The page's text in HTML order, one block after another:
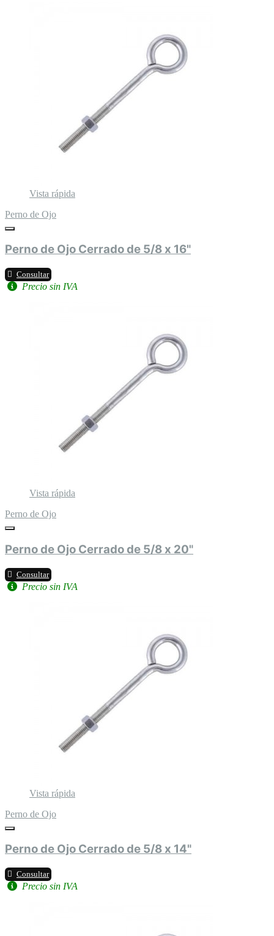
Vista rápida
Perno de Ojo
Perno de Ojo Cerrado de 5/8 x 16"
Consultar
Precio sin IVA
Vista rápida
Perno de Ojo
Perno de Ojo Cerrado de 5/8 x 20"
Consultar
Precio sin IVA
Vista rápida
Perno de Ojo
Perno de Ojo Cerrado de 5/8 x 14"
Consultar
Precio sin IVA